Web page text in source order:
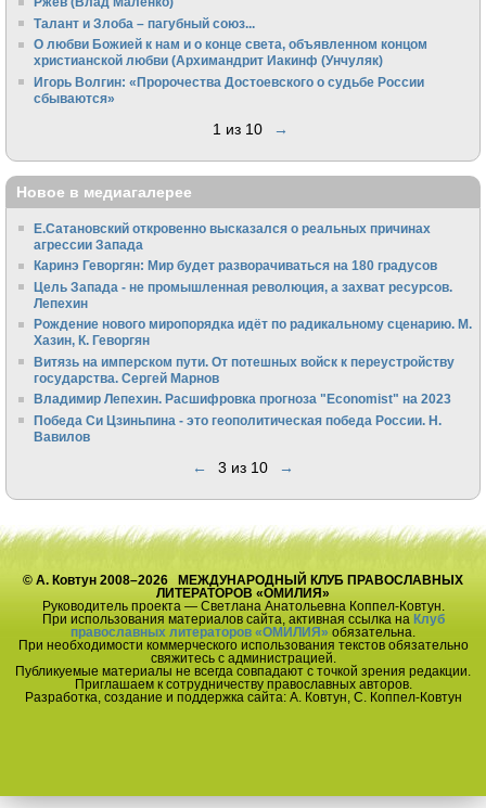
Талант и Злоба – пагубный союз...
О любви Божией к нам и о конце света, объявленном концом
христианской любви (Архимандрит Иакинф (Унчуляк)
Игорь Волгин: «Пророчества Достоевского о судьбе России
сбываются»
1 из 10 →
Новое в медиагалерее
Е.Сатановский откровенно высказался о реальных причинах
агрессии Запада
Каринэ Геворгян: Мир будет разворачиваться на 180 градусов
Цель Запада - не промышленная революция, а захват ресурсов.
Лепехин
Рождение нового миропорядка идёт по радикальному сценарию. М.
Хазин, К. Геворгян
Витязь на имперском пути. От потешных войск к переустройству
государства. Сергей Марнов
Владимир Лепехин. Расшифровка прогноза "Economist" на 2023
Победа Си Цзиньпина - это геополитическая победа России. Н.
Вавилов
← 3 из 10 →
© А. Ковтун 2008–2026 МЕЖДУНАРОДНЫЙ КЛУБ ПРАВОСЛАВНЫХ
ЛИТЕРАТОРОВ «ОМИЛИЯ»
Руководитель проекта — Светлана Анатольевна Коппел-Ковтун.
При использования материалов сайта, активная ссылка на Клуб
православных литераторов «ОМИЛИЯ» обязательна.
При необходимости коммерческого использования текстов обязательно
свяжитесь с администрацией.
Публикуемые материалы не всегда совпадают с точкой зрения редакции.
Приглашаем к сотрудничеству православных авторов.
Разработка, создание и поддержка сайта: А. Ковтун, С. Коппел-Ковтун